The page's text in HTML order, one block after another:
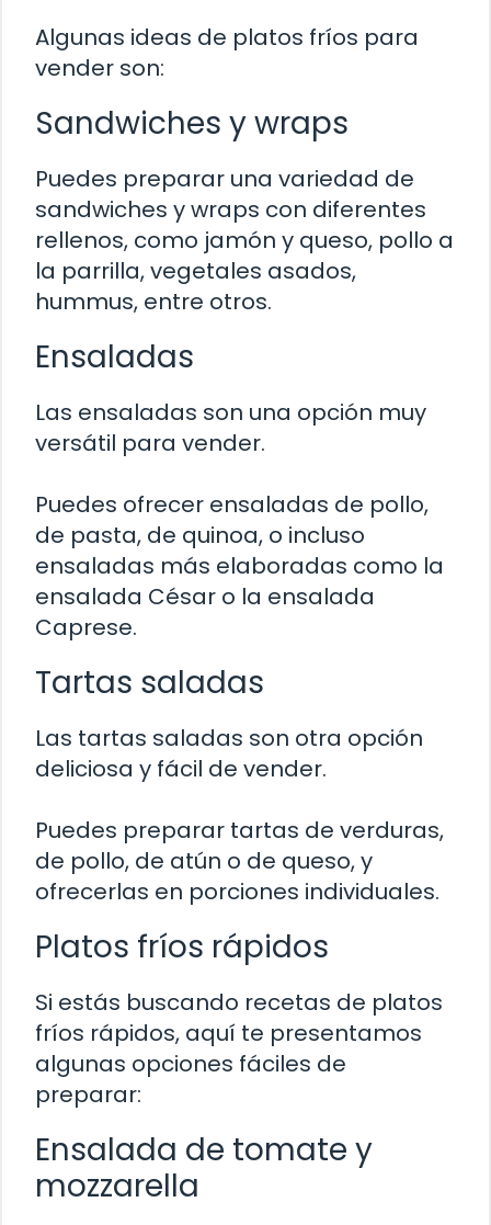
Algunas ideas de platos fríos para
vender son:
Sandwiches y wraps
Puedes preparar una variedad de
sandwiches y wraps con diferentes
rellenos, como jamón y queso, pollo a
la parrilla, vegetales asados,
hummus, entre otros.
Ensaladas
Las ensaladas son una opción muy
versátil para vender.
Puedes ofrecer ensaladas de pollo,
de pasta, de quinoa, o incluso
ensaladas más elaboradas como la
ensalada César o la ensalada
Caprese.
Tartas saladas
Las tartas saladas son otra opción
deliciosa y fácil de vender.
Puedes preparar tartas de verduras,
de pollo, de atún o de queso, y
ofrecerlas en porciones individuales.
Platos fríos rápidos
Si estás buscando recetas de platos
fríos rápidos, aquí te presentamos
algunas opciones fáciles de
preparar:
Ensalada de tomate y
mozzarella